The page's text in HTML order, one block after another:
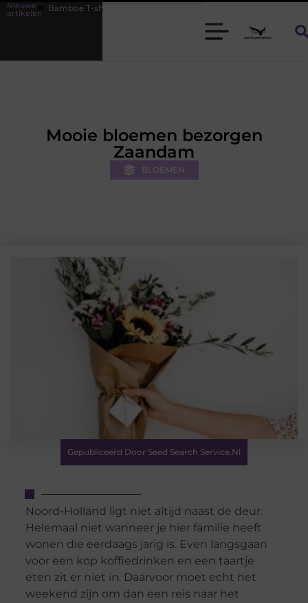
Nieuwe
artikelen
T-shirts voor heren die koel blijven
Mooie bloemen bezorgen
Zaandam
BLOEMEN
Gepubliceerd Door Seed Search Service.nl
Noord-Holland ligt niet altijd naast de deur.
Helemaal niet wanneer je hier familie heeft
wonen die eerdaags jarig is. Even langsgaan
voor een kop koffiedrinken en een taartje
eten zit er niet in. Daarvoor moet echt het
weekend zijn om dan een reis naar het